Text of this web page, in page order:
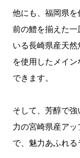
他にも、福岡県
前の鱧を揃えた
いる長崎県産天
を使用したメイ
できます。
そして、芳醇で
力の宮崎県産ア
で、魅力あふれる